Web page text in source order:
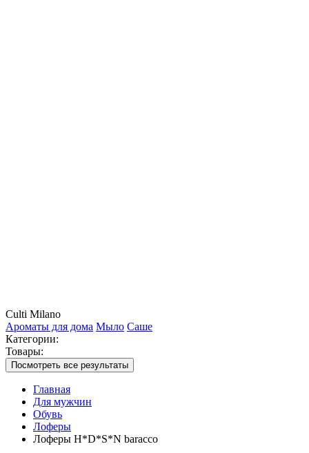
Culti Milano
Ароматы для дома Мыло Саше
Категории:
Товары:
Посмотреть все результаты
Главная
Для мужчин
Обувь
Лоферы
Лоферы H*D*S*N baracco